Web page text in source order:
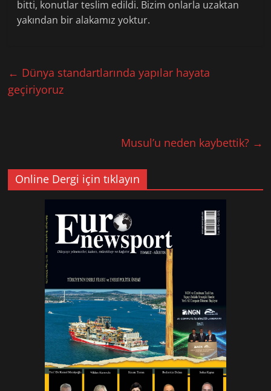
bitti, konutlar teslim edildi. Bizim onlarla uzaktan
yakından bir alakamız yoktur.
← Dünya standartlarında yapılar hayata
geçiriyoruz
Musul’u neden kaybettik? →
Online Dergi için tıklayın